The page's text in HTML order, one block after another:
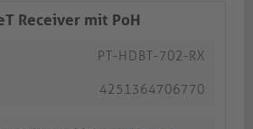
Receiver mit PoH
PT-HDBT-702-RX
4251364706770